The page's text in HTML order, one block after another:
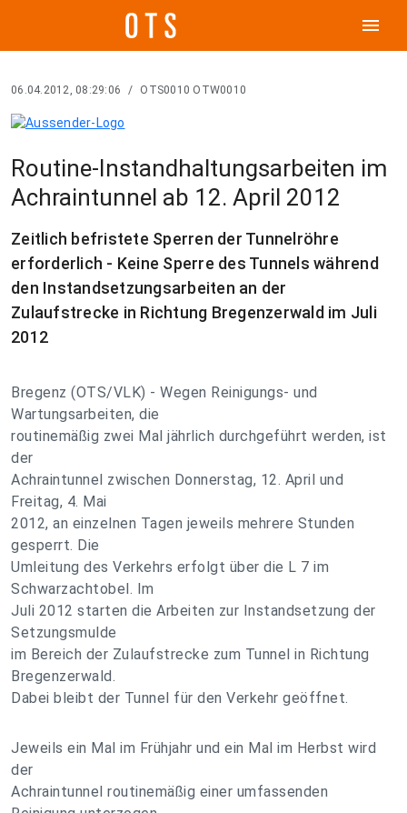
menu
06.04.2012, 08:29:06 / OTS0010 OTW0010
Routine-Instandhaltungsarbeiten im
Achraintunnel ab 12. April 2012
Zeitlich befristete Sperren der Tunnelröhre
erforderlich - Keine Sperre des Tunnels während
den Instandsetzungsarbeiten an der
Zulaufstrecke in Richtung Bregenzerwald im Juli
2012
Bregenz (OTS/VLK) - Wegen Reinigungs- und
Wartungsarbeiten, die
routinemäßig zwei Mal jährlich durchgeführt werden, ist
der
Achraintunnel zwischen Donnerstag, 12. April und
Freitag, 4. Mai
2012, an einzelnen Tagen jeweils mehrere Stunden
gesperrt. Die
Umleitung des Verkehrs erfolgt über die L 7 im
Schwarzachtobel. Im
Juli 2012 starten die Arbeiten zur Instandsetzung der
Setzungsmulde
im Bereich der Zulaufstrecke zum Tunnel in Richtung
Bregenzerwald.
Dabei bleibt der Tunnel für den Verkehr geöffnet.
Jeweils ein Mal im Frühjahr und ein Mal im Herbst wird
der
Achraintunnel routinemäßig einer umfassenden